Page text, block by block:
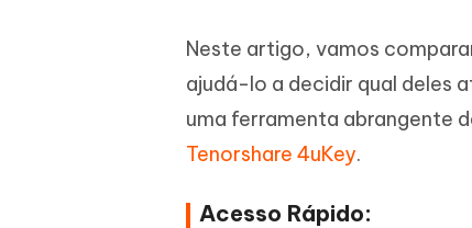
Alterar a localização do iPhone sem PC
UltData for Android APP
Recuperar dados do Android sem PC
rápida e melhor com IA
Neste artigo, vamos
ajudá-lo a decidir qual deles
uma ferramenta abrangente
Tenorshare 4uKey.
Acesso Rápido: